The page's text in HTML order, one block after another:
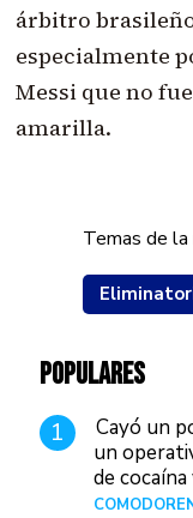
árbitro
especialmente
Messi que no
amarilla.
Temas de la
POPULARES
1
Cayó un
un
de
Patagonia